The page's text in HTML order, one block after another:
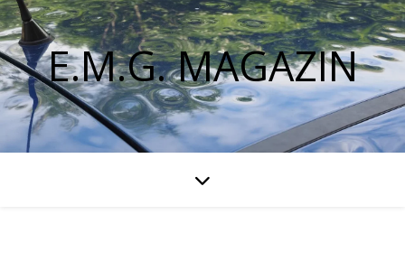
E.M.G. MAGAZIN